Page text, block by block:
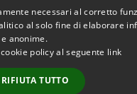
necessari al corretto
al solo fine di elaborare
anonime.
policy al seguente link
RIFIUTA TUTTO